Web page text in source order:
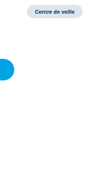
Centre de veille